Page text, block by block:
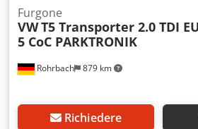
Rohrbach 879 km
Furgone
VWT5 Transporter 2.0 TDI
5 CoC PARKTRONIK
Richiedere